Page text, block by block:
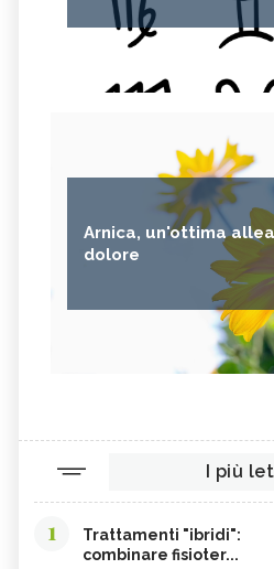
Arnica, un'ottima
dolore
I più
1
Trattamenti "ibridi":
combinare fisioter...